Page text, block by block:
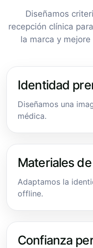
Diseñamos
recepción clínica
la marca y
Identidad
Diseñamos una
médica.
Materiales
Adaptamos la
offline.
Confianza